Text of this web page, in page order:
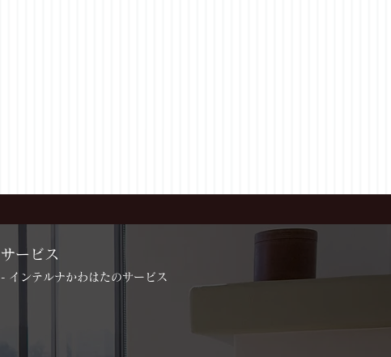
サービス
- インテルナかわはたのサービス